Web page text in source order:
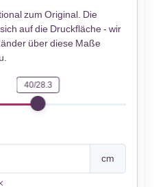
zum Original. Die
auf die Druckfläche - wir
über diese Maße
40/28.3
cm